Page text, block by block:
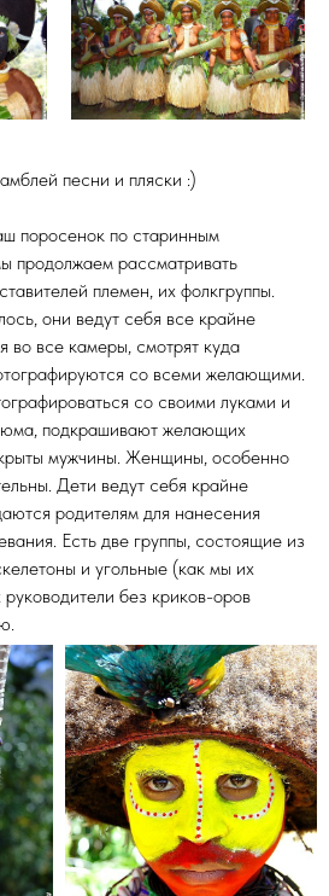
песни и пляски :)
поросенок по старинным
продолжаем рассматривать
племен, их фолкгруппы.
они ведут себя все крайне
все камеры, смотрят куда
со всеми желающими.
со своими луками и
подкрашивают желающих
мужчины. Женщины, особенно
Дети ведут себя крайне
родителям для нанесения
Есть две группы, состоящие из
и угольные (как мы их
без криков-оров